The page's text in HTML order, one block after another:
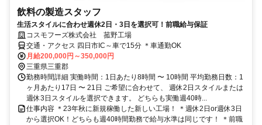
飲料の製造スタッフ
生活スタイルに合わせ週休2日・3日を選択可！前職給与保証
コスモフーズ株式会社 菰野工場
交通・アクセス 四日市IC～車で15分 ＊車通勤OK
月給200,000円～350,000円
三重県三重郡
勤務時間詳細 実働時間：1日あたり8時間 〜 10時間 平均勤務日数：1
ヶ月あたり17日 〜 21日 ご希望に合わせて、 週休2日スタイルまたは
週休3日スタイルを選択できます。 どちらも実働週40時...
仕事内容 ＊23年秋に新規稼働した新しい工場！ ＊週休2日or週休3日
から選択OK！どちらも週40時間勤務で給与水準は同じです！ ＊前職